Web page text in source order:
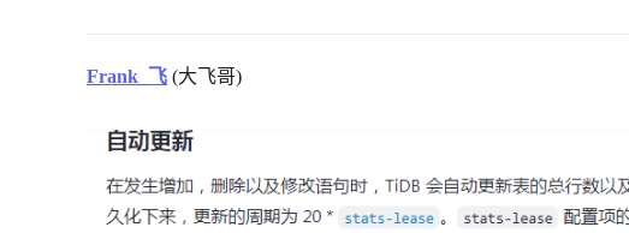
Frank_飞 (大飞哥)